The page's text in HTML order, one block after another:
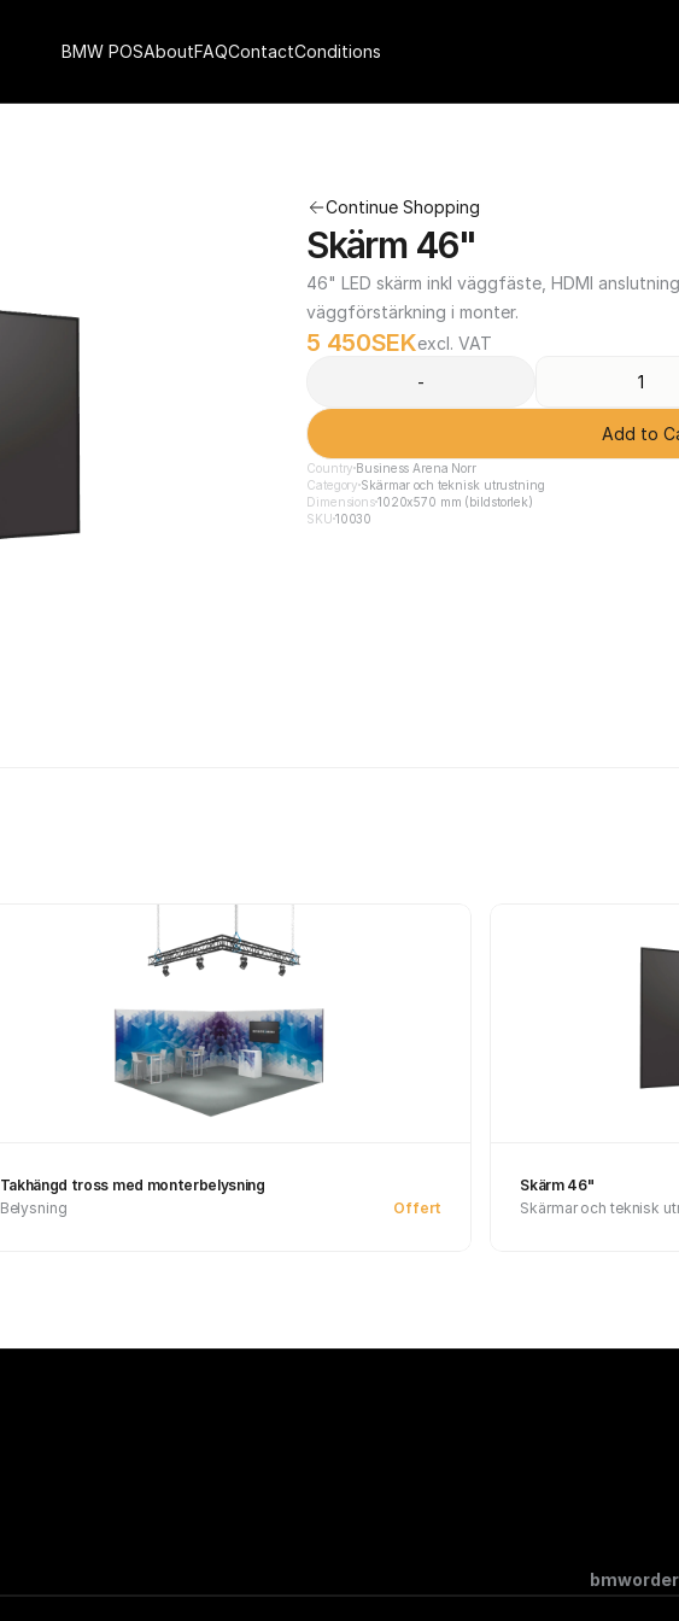
Continue Shopping
Skärm 46"
46" LED skärm inkl väggfäste, HDMI
väggförstärkning i monter.
5 450SEKexcl. VAT
-
Add to
Country Business Arena Norr
Category Skärmar och teknisk utrustning
Dimensions1020x570 mm (bildstorlek)
SKU 10030
Takhängd tross med monterbelysning
Belysning
Offert
Skärm 46"
Skärmar och teknisk
BMW POSAboutFAQContactConditions